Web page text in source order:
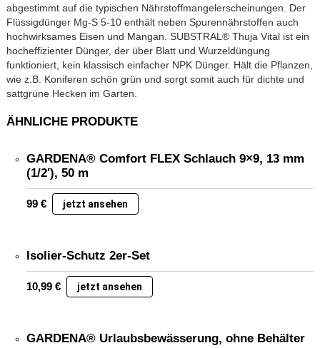
abgestimmt auf die typischen Nährstoffmangelerscheinungen. Der
Flüssigdünger Mg-S 5-10 enthält neben Spurennährstoffen auch
hochwirksames Eisen und Mangan. SUBSTRAL® Thuja Vital ist ein
hocheffizienter Dünger, der über Blatt und Wurzeldüngung
funktioniert, kein klassisch einfacher NPK Dünger. Hält die Pflanzen,
wie z.B. Koniferen schön grün und sorgt somit auch für dichte und
sattgrüne Hecken im Garten.
ÄHNLICHE PRODUKTE
GARDENA® Comfort FLEX Schlauch 9×9, 13 mm
(1/2′), 50 m
99 € jetzt ansehen
Isolier-Schutz 2er-Set
10,99 € jetzt ansehen
GARDENA® Urlaubsbewässerung, ohne Behälter